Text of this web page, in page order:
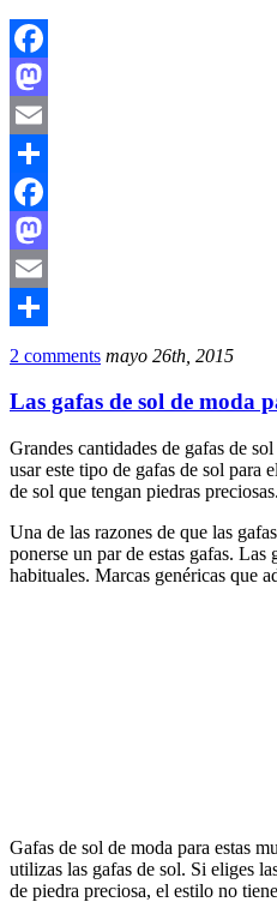
Facebook
Mastodon
Email
Compartir
Facebook
Mastodon
Email
Compartir
2 comments mayo 26th, 2015
Las gafas de sol de moda
Grandes cantidades de gafas de
usar este tipo de gafas de sol para
de sol que tengan piedras preciosas.
Una de las razones de que las
ponerse un par de estas gafas.
habituales. Marcas genéricas que
Gafas de sol de moda para estas
utilizas las gafas de sol. Si eliges
de piedra preciosa, el estilo no